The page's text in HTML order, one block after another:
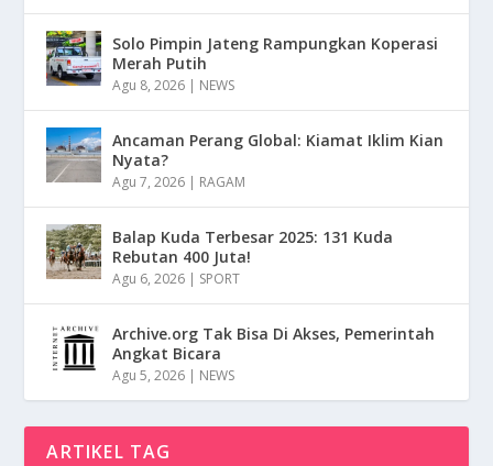
Solo Pimpin Jateng Rampungkan Koperasi
Merah Putih
Agu 8, 2026 | NEWS
Ancaman Perang Global: Kiamat Iklim Kian
Nyata?
Agu 7, 2026 | RAGAM
Balap Kuda Terbesar 2025: 131 Kuda
Rebutan 400 Juta!
Agu 6, 2026 | SPORT
Archive.org Tak Bisa Di Akses, Pemerintah
Angkat Bicara
Agu 5, 2026 | NEWS
ARTIKEL TAG